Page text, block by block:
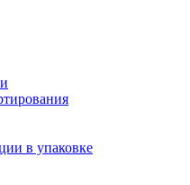
в упаковке